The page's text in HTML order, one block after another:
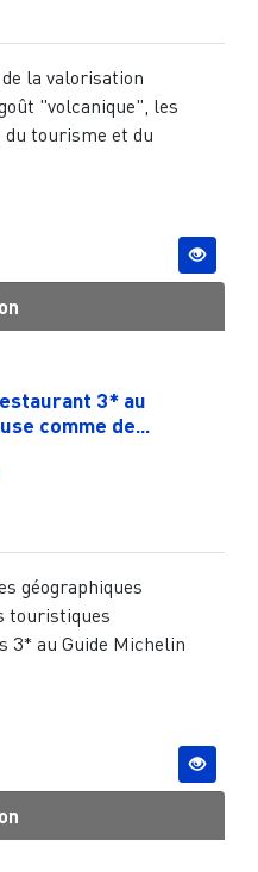
la valorisation
"volcanique", les
tourisme et du
3* au
comme de...
géographiques
touristiques
3* au Guide Michelin